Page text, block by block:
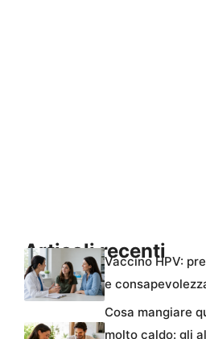
Articoli recenti
Vaccino HPV:
e
Cosa mangiare
molto caldo: gli